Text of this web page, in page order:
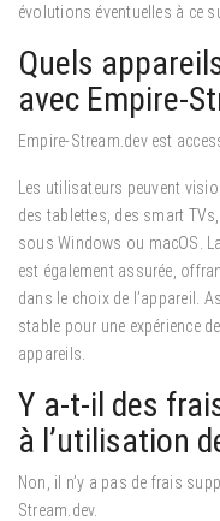
évolutions éventuelles à ce
Quels
avec Empire-
Empire-Stream.dev est
Les utilisateurs peuvent
des tablettes, des smart
sous Windows ou macOS.
est également assurée,
dans le choix de l’appareil.
stable pour une expérience
appareils.
Y a-t-il des
à l’utilisation
Non, il n’y a pas de frais
Stream.dev.